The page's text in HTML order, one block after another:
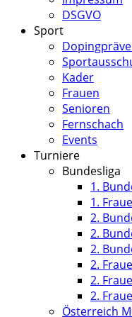
DSGVO
Sport
Kader
Frauen
Senioren
Fernschach
Events
Turniere
Bundesliga
1.
1.
2.
2.
2.
2.
2.
2.
Österreich